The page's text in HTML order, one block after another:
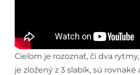
Podporte nás
Cieľom je rozoznať, či dva
je zložený z 3 slabík, sú rovnaké